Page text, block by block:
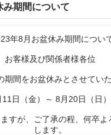
期間について
年8月お盆休み期間につい
お客様及び関係者様各位
期間をお盆休みとさせていた
11日（金）～ 8月20日（日）
すが、ご了承の程、何卒
します。